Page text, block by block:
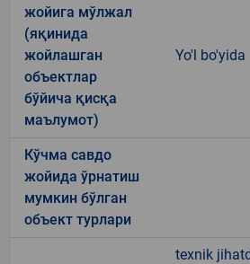
жойига мўлжал
(яқинида
жойлашган
объектлар
бўйича қисқа
маълумот)
Yo'l bo'yida
Кўчма савдо
жойида ўрнатиш
мумкин бўлган
объект турлари
texnik